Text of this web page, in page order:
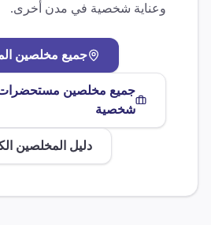
وعناية شخصية في مدن أخرى.
جميع مخلصين
جميع مخلصين مستحضرات
شخصية
دليل المخلصين